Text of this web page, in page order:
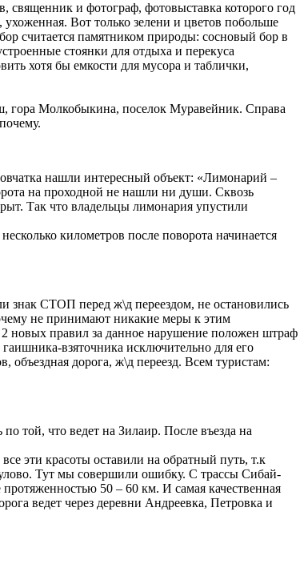
священник и фотограф, фотовыставка которого год
Вот только зелени и цветов побольше
считается памятником природы: сосновый бор в
стоянки для отдыха и перекуса
хотя бы емкости для мусора и таблички,
гора Молкобыкина, поселок Муравейник. Справа
нашли интересный объект: «Лимонарий –
на проходной не нашли ни души. Сквозь
Так что владельцы лимонария упустили
километров после поворота начинается
знак СТОП перед ж\д переездом, не остановились
не принимают никакие меры к этим
новых правил за данное нарушение положен штраф
взяточника исключительно для его
объездная дорога, ж\д переезд. Всем туристам:
той, что ведет на Зилаир. После въезда на
эти красоты оставили на обратный путь, т.к
Тут мы совершили ошибку. С трассы Сибай-
50 – 60 км. И самая качественная
ведет через деревни Андреевка, Петровка и